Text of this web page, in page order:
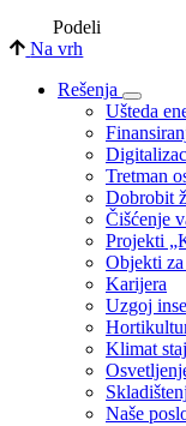
Podeli
Na vrh
Rešenja
Ušteda
Tretman
Dobrobit
Čišćenje
Projekti
Objekti
Karijera
Uzgoj
Klimat
Naše